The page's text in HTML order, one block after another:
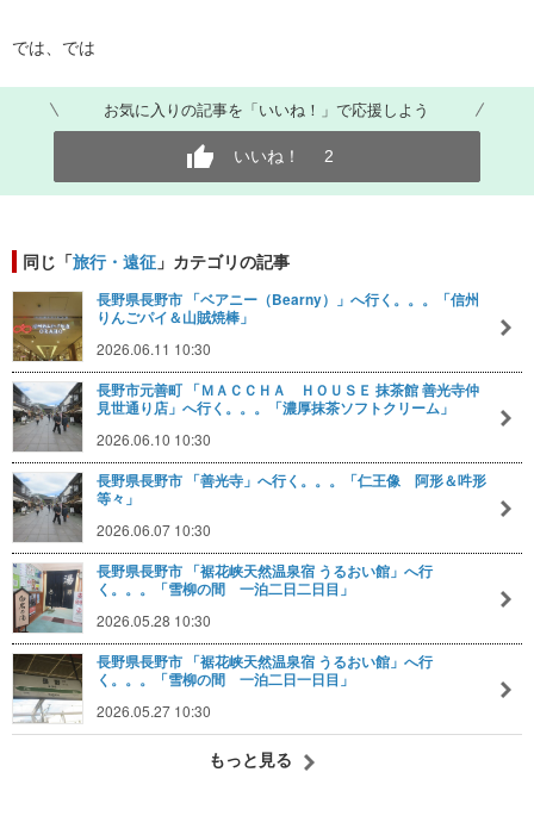
では、では
お気に入りの記事を「いいね！」で応援しよう
いいね！ 2
同じ「旅行・遠征 」カテゴリの記事
長野県長野市 「ベアニー（Bearny）」へ行く。。。「信州
りんごパイ＆山賊焼棒」
2026.06.11 10:30
長野市元善町 「ＭＡＣＣＨＡ ＨＯＵＳＥ 抹茶館 善光寺仲
見世通り店」へ行く。。。「濃厚抹茶ソフトクリーム」
2026.06.10 10:30
長野県長野市 「善光寺」へ行く。。。「仁王像 阿形＆吽形
等々」
2026.06.07 10:30
長野県長野市 「裾花峡天然温泉宿 うるおい館」へ行
く。。。「雪柳の間 一泊二日二日目」
2026.05.28 10:30
長野県長野市 「裾花峡天然温泉宿 うるおい館」へ行
く。。。「雪柳の間 一泊二日一日目」
2026.05.27 10:30
もっと見る